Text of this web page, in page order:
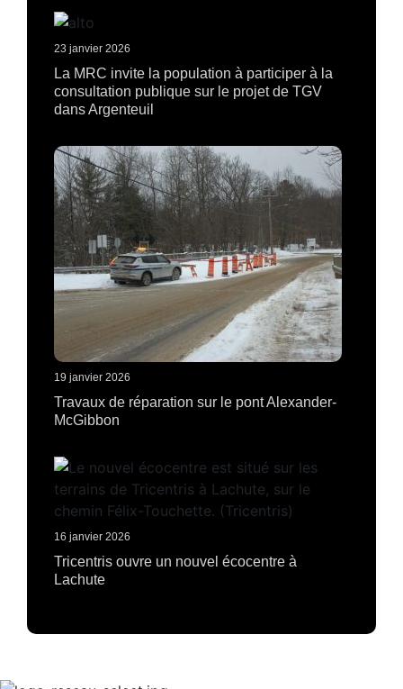
23 janvier 2026
La MRC invite la population à participer à la
consultation publique sur le projet de TGV
dans Argenteuil
19 janvier 2026
Travaux de réparation sur le pont Alexander-
McGibbon
16 janvier 2026
Tricentris ouvre un nouvel écocentre à
Lachute